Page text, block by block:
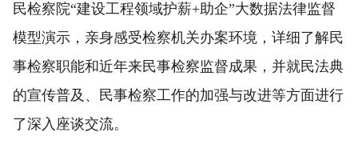
民检察院“建设工程领域护薪+助企”大数据法律监督
模型演示，亲身感受检察机关办案环境，详细了解民
事检察职能和近年来民事检察监督成果，并就民法典
的宣传普及、民事检察工作的加强与改进等方面进行
了深入座谈交流。